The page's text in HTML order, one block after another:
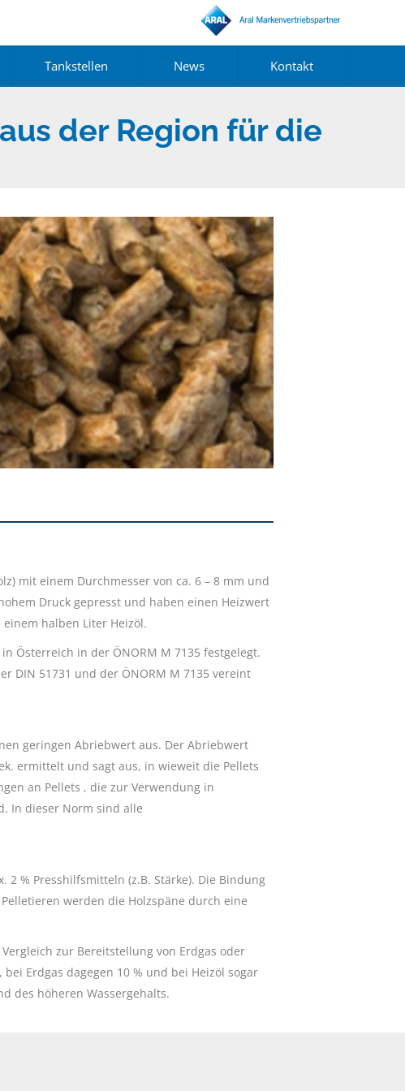
Tankstellen News Kontakt
der Region für die
mit einem Durchmesser von ca. 6 – 8 mm und
Druck gepresst und haben einen Heizwert
halben Liter Heizöl.
Österreich in der ÖNORM M 7135 festgelegt.
DIN 51731 und der ÖNORM M 7135 vereint
geringen Abriebwert aus. Der Abriebwert
ermittelt und sagt aus, in wieweit die Pellets
an Pellets , die zur Verwendung in
In dieser Norm sind alle
% Presshilfsmitteln (z.B. Stärke). Die Bindung
werden die Holzspäne durch eine
zur Bereitstellung von Erdgas oder
Erdgas dagegen 10 % und bei Heizöl sogar
des höheren Wassergehalts.